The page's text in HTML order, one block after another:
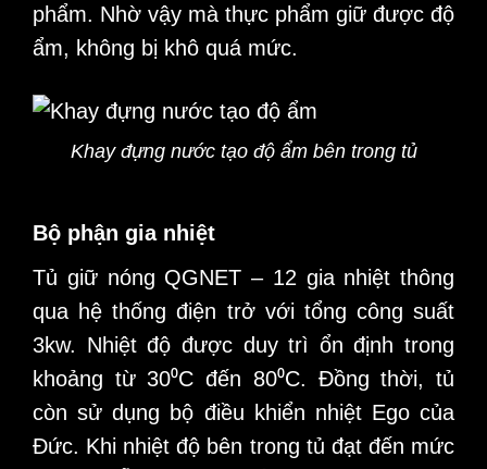
phẩm. Nhờ vậy mà thực phẩm giữ được độ
ẩm, không bị khô quá mức.
Khay đựng nước tạo độ ẩm bên trong tủ
Bộ phận gia nhiệt
Tủ giữ nóng QGNET – 12 gia nhiệt thông
qua hệ thống điện trở với tổng công suất
3kw. Nhiệt độ được duy trì ổn định trong
khoảng từ 30⁰C đến 80⁰C. Đồng thời, tủ
còn sử dụng bộ điều khiển nhiệt Ego của
Đức. Khi nhiệt độ bên trong tủ đạt đến mức